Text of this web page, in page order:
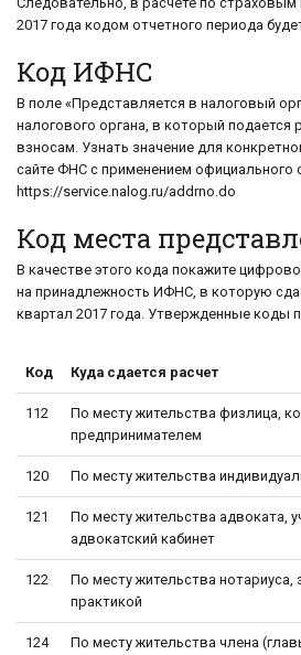
2017 года кодом отчетного периода
Код ИФНС
В поле «Представляется в налоговый
налогового органа, в который подается
взносам. Узнать значение для
сайте ФНС с применением официального
https://service.nalog.ru/addrno.do
Код места
В качестве этого кода покажите
на принадлежность ИФНС, в которую
квартал 2017 года. Утвержденные коды
Код Куда сдается расчет
112
По месту жительства физлица,
предпринимателем
120 По месту жительства
121
По месту жительства адвоката,
адвокатский кабинет
122
По месту жительства
практикой
124
По месту жительства члена